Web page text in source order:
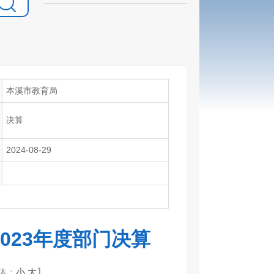
本溪市教育局
决算
2024-08-29
年度部门决算
： 小 大】